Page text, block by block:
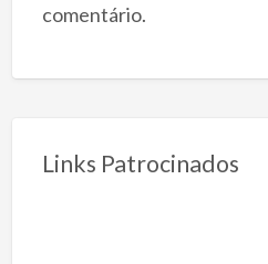
comentário.
Links Patrocinados